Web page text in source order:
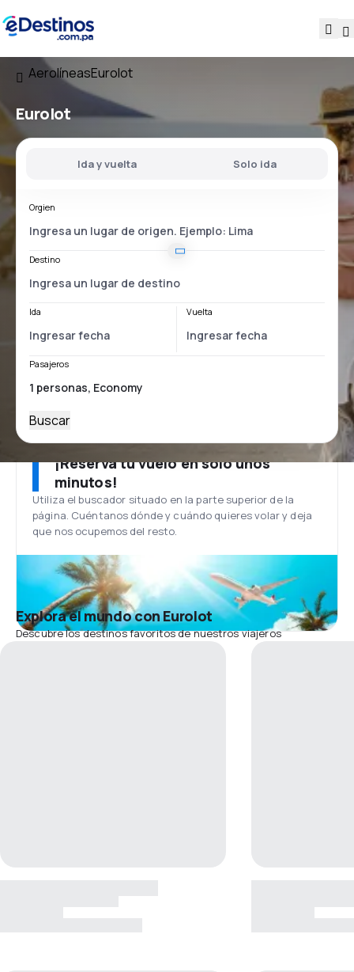
AerolíneasEurolot
Eurolot
Ida y vuelta Solo ida
Orgien
Destino
Ida Vuelta
Pasajeros
Buscar
¡Reserva tu vuelo en solo unos
minutos!
Utiliza el buscador situado en la parte superior de la
página. Cuéntanos dónde y cuándo quieres volar y deja
que nos ocupemos del resto.
Explora el mundo con Eurolot
Descubre los destinos favoritos de nuestros viajeros